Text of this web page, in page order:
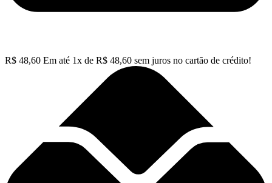
R$ 48,60 Em até 1x de R$ 48,60 sem juros no cartão de crédito!